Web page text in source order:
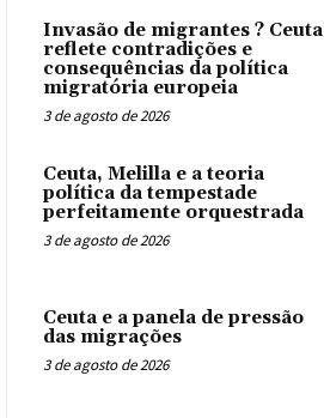
Invasão de migrantes ? Ceuta
reflete contradições e
consequências da política
migratória europeia
3 de agosto de 2026
Ceuta, Melilla e a teoria
política da tempestade
perfeitamente orquestrada
3 de agosto de 2026
Ceuta e a panela de pressão
das migrações
3 de agosto de 2026